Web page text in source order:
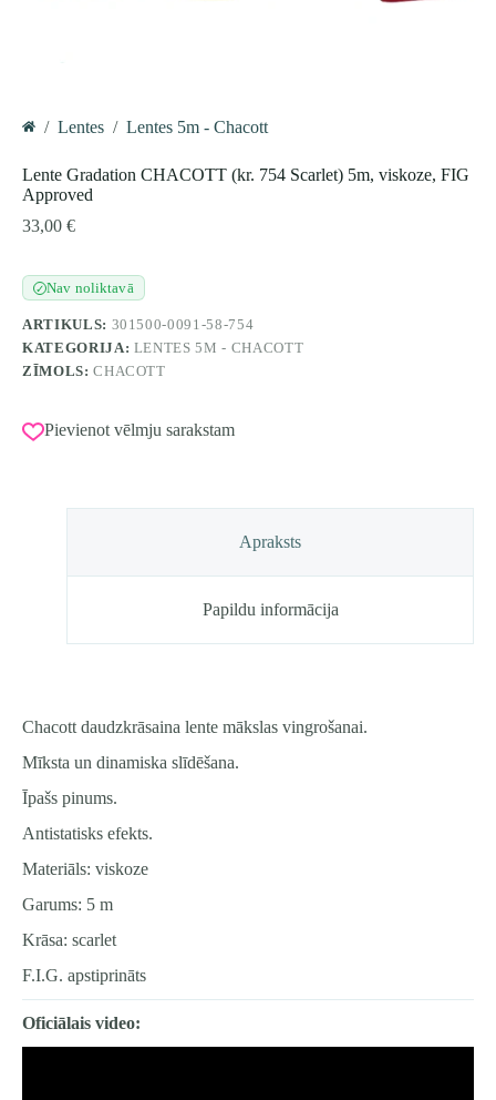
/ Lentes / Lentes 5m - Chacott
Lente Gradation CHACOTT (kr. 754 Scarlet) 5m, viskoze, FIG
Approved
33,00 €
✓Nav noliktavā
ARTIKULS: 301500-0091-58-754
KATEGORIJA: LENTES 5M - CHACOTT
ZĪMOLS:CHACOTT
Pievienot vēlmju sarakstam
Apraksts
Papildu informācija
Chacott daudzkrāsaina lente mākslas vingrošanai.
Mīksta un dinamiska slīdēšana.
Īpašs pinums.
Antistatisks efekts.
Materiāls: viskoze
Garums: 5 m
Krāsa: scarlet
F.I.G. apstiprināts
Oficiālais video: